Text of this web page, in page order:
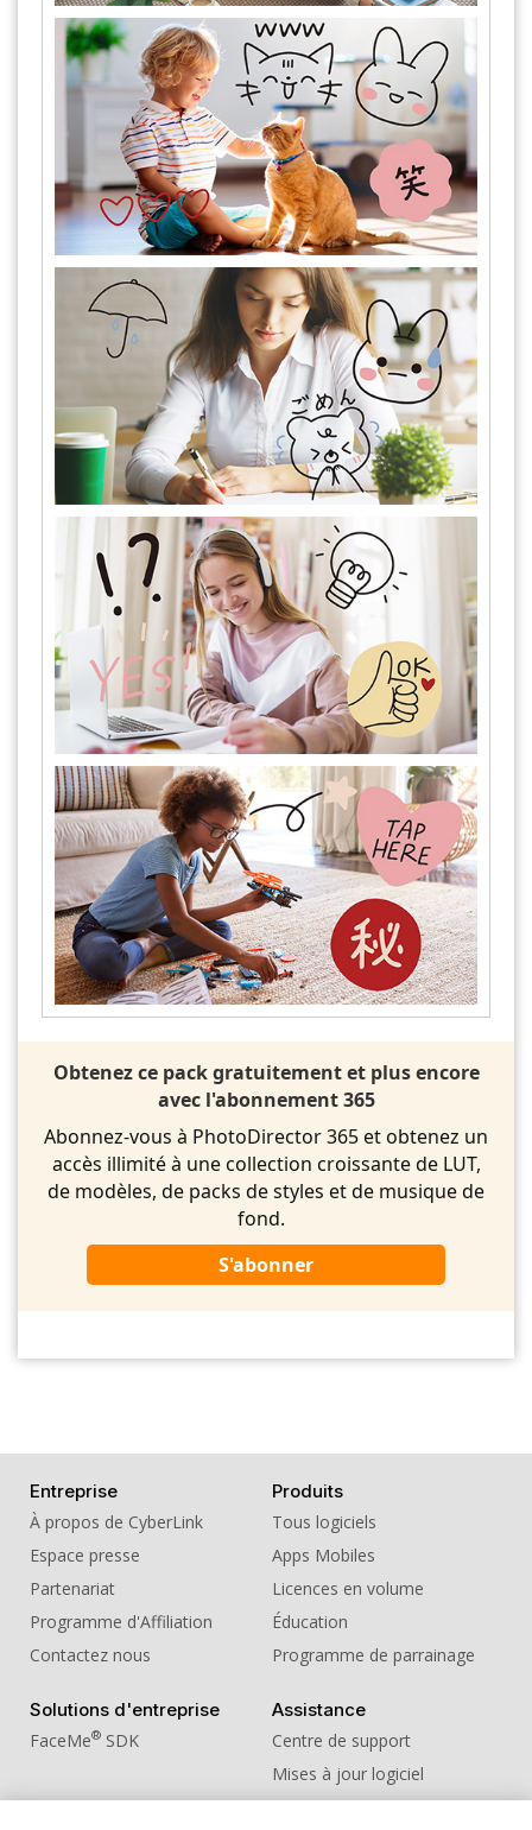
Obtenez ce pack gratuitement et plus encore
avec l'abonnement 365
Abonnez-vous à PhotoDirector 365 et obtenez un
accès illimité à une collection croissante de LUT,
de modèles, de packs de styles et de musique de
fond.
S'abonner
Entreprise
À propos de CyberLink
Espace presse
Partenariat
Programme d'Affiliation
Contactez nous
Produits
Tous logiciels
Apps Mobiles
Licences en volume
Éducation
Programme de parrainage
Solutions d'entreprise
FaceMe® SDK
Assistance
Centre de support
Mises à jour logiciel
Centre d'apprentissage